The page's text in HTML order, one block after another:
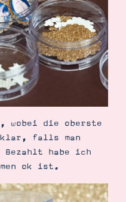
wobei die oberste
klar, falls man
habe ich
ok ist.